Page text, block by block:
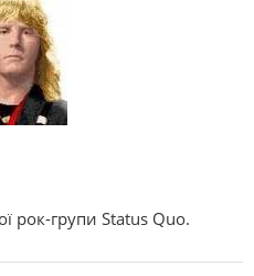
рок-групи Status Quo.